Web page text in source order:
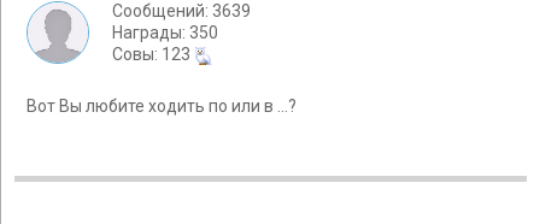
Сообщений: 3639
Награды: 350
Cовы: 123
Вот Вы любите ходить по или в ...?